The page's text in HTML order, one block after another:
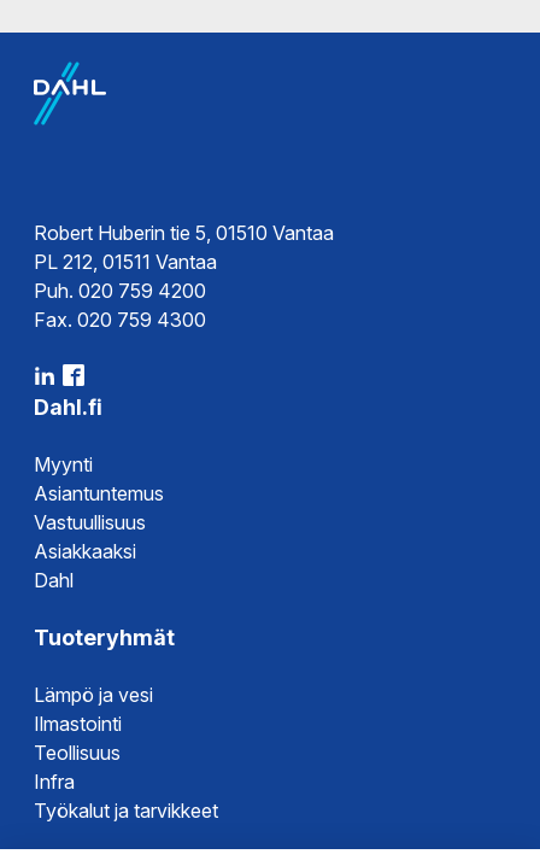
Robert Huberin tie 5, 01510 Vantaa
PL 212, 01511 Vantaa
Puh. 020 759 4200
Fax. 020 759 4300
Dahl.fi
Myynti
Asiantuntemus
Vastuullisuus
Asiakkaaksi
Dahl
Tuoteryhmät
Lämpö ja vesi
Ilmastointi
Teollisuus
Infra
Työkalut ja tarvikkeet